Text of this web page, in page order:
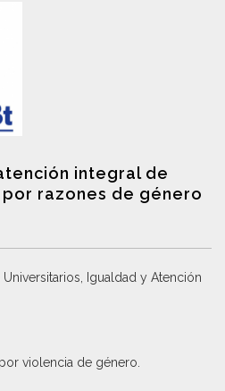
integral de
razones de género
Igualdad y Atención
violencia de género